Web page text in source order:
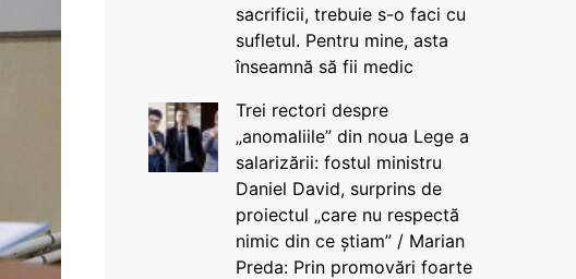
sacrificii, trebuie s-o faci cu
sufletul. Pentru mine, asta
înseamnă să fii medic
Trei rectori despre
„anomaliile” din noua Lege a
salarizării: fostul ministru
Daniel David, surprins de
proiectul „care nu respectă
nimic din ce știam” / Marian
Preda: Prin promovări foarte